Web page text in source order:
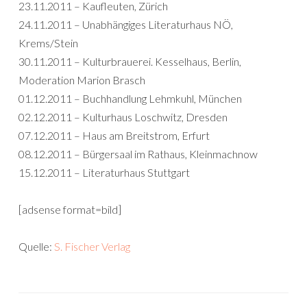
23.11.2011 – Kaufleuten, Zürich
24.11.2011 – Unabhängiges Literaturhaus NÖ,
Krems/Stein
30.11.2011 – Kulturbrauerei. Kesselhaus, Berlin,
Moderation Marion Brasch
01.12.2011 – Buchhandlung Lehmkuhl, München
02.12.2011 – Kulturhaus Loschwitz, Dresden
07.12.2011 – Haus am Breitstrom, Erfurt
08.12.2011 – Bürgersaal im Rathaus, Kleinmachnow
15.12.2011 – Literaturhaus Stuttgart
[adsense format=bild]
Quelle: S. Fischer Verlag